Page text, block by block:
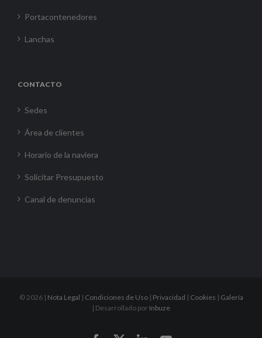
Portacontenedores
Lanchas
CONTACTO
Sedes
Área de clientes
Horario de la naviera
Solicitar Presupuesto
Canal de denuncias
© 2026 | Nota Legal | Condiciones de Uso| Privacidad | Cookies | Galería
| Desarrollado por Inbuze